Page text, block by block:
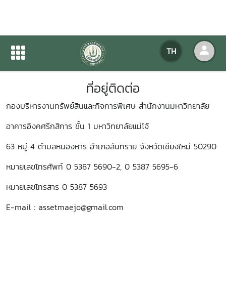
TH
ที่อยู่ติดต่อ
เกี่ยวกับหน่วยงาน ที่อยู่ติดต่อ
ที่อยู่ติดต่อ
กองบริหารงานทรัพย์สินและกิจการพิเศษ สำนักงานมหาวิทยาลัย
อาคารอิงคศรีกสิการ ชั้น 1 มหาวิทยาลัยแม่โจ้
63 หมู่ 4 ตำบลหนองหาร อำเภอสันทราย จังหวัดเชียงใหม่ 50290
หมายเลขโทรศัพท์ 0 5387 5690-2, 0 5387 5695-6
หมายเลขโทรสาร 0 5387 5693
E-mail : assetmaejo@gmail.com